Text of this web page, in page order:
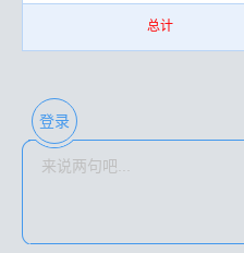
总计
登录